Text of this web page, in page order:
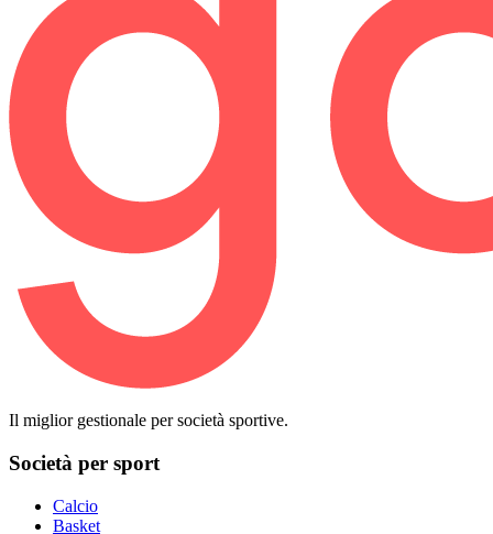
Il miglior gestionale per società sportive.
Società per sport
Calcio
Basket